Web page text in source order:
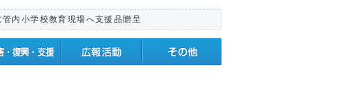
内小学校教育現場へ支援品贈呈
復興支援・応援広報活動 その他